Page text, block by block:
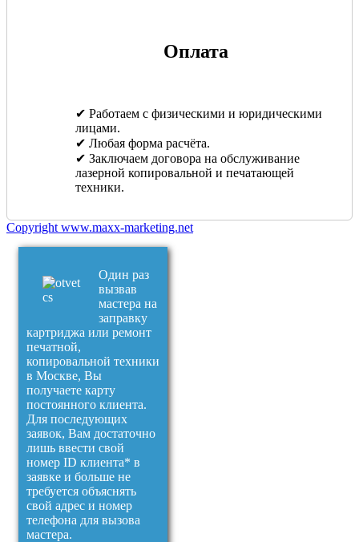
Оплата
✔ Работаем с физическими и юридическими
лицами.
✔ Любая форма расчёта.
✔ Заключаем договора на обслуживание
лазерной копировальной и печатающей
техники.
Copyright www.maxx-marketing.net
Один раз
вызвав
мастера на
заправку
картриджа или ремонт
печатной,
копировальной техники
в Москве, Вы
получаете карту
постоянного клиента.
Для последующих
заявок, Вам достаточно
лишь ввести свой
номер ID клиента* в
заявке и больше не
требуется объяснять
свой адрес и номер
телефона для вызова
мастера.